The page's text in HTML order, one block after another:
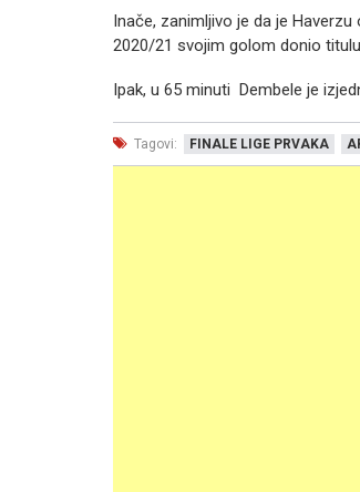
Inače, zanimljivo je da je
2020/21 svojim golom donio
Ipak, u 65 minuti Dembele je
Tagovi: FINALE LIGE PRVAKA